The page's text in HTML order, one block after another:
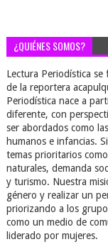
¿QUIÉNES SOMOS?
Lectura Periodística
de la reportera
Periodística nace a
diferente, con
ser abordados como
humanos e infancias.
temas prioritarios
naturales, demanda
y turismo. Nuestra
género y realizar un
priorizando a los
como un medio de
liderado por mujeres.